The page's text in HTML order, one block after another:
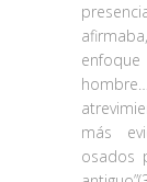
más
osados